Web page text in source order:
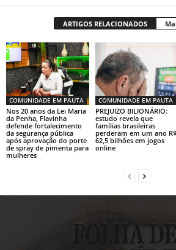
ARTIGOS RELACIONADOS
COMUNIDADE EM PAUTA
Nos 20 anos da Lei Maria
da Penha, Flavinha
defende fortalecimento
da segurança pública
após aprovação do porte
de spray de pimenta para
mulheres
COMUNIDADE EM PAUTA
PREJUIZO BILIONÁRIO:
estudo revela que
famílias brasileiras
perderam em um ano R$
62,5 bilhões em jogos
online